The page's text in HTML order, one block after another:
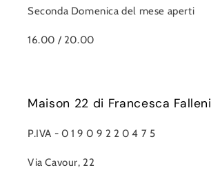
Seconda Domenica del mese aperti
16.00 / 20.00
Maison 22 di Francesca Falleni
P.IVA - 0 1 9 0 9 2 2 0 4 7 5
Via Cavour, 22